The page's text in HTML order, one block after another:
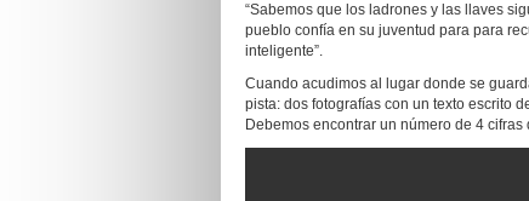
“Sabemos que los ladrones y las llaves
pueblo confía en su juventud para para
inteligente”.
Cuando acudimos al lugar donde se
pista: dos fotografías con un texto escrito
Debemos encontrar un número de 4